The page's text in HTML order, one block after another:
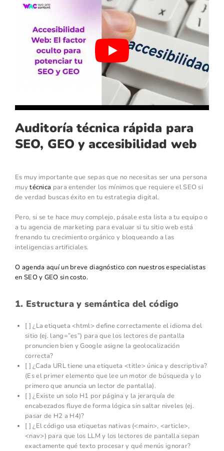
Auditoría técnica rápida para
SEO, GEO y accesibilidad web
Es muy importante que sepas que no necesitas ser una persona
muytécnica para entender los mínimos que requiere el SEO si
de verdad buscas éxito en tu estrategia digital.
Pero, si se te hace muy complejo, pásale esta lista a tu equipo o
a tu agencia de marketing para evaluar si tu sitio web está
frenando tu crecimiento orgánico y bloqueando a las
inteligencias artificiales.
O agenda aquí un breve diagnóstico con nuestros especialistas
en SEO y GEO sin costo.
1. Estructura y semántica del código
[ ] ¿La etiqueta <html> define correctamente el idioma del
sitio (ej. lang=”es”) para que los lectores de pantalla
pronuncien bien y Google asigne la geolocalización
correcta?
[ ] ¿Cada URL tiene una etiqueta <title> única y descriptiva?
(Es el primer elemento que lee un motor de búsqueda y lo
primero que anuncia un lector de pantalla).
[ ] ¿Existe un solo H1 por página y la jerarquía de
encabezados fluye de forma lógica sin saltar niveles (ej.
pasar de H2 a H4)?
[ ] ¿El código usa etiquetas nativas (<main>, <article>,
<nav>) para que los LLM y los lectores de pantalla sepan
exactamente qué texto procesar y qué menús ignorar?